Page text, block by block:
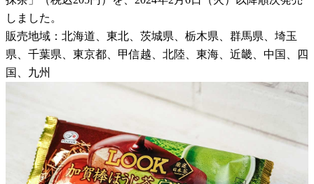
しました。
販売地域：北海道、東北、茨城県、栃木県、群馬県、埼玉
県、千葉県、東京都、甲信越、北陸、東海、近畿、中国、四
国、九州